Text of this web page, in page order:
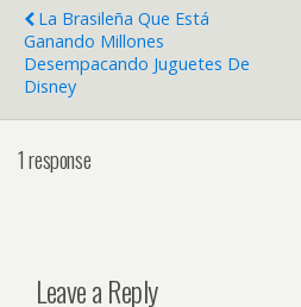
La Brasileña Que Está
Ganando Millones
Desempacando Juguetes De
Disney
1 response
Leave a Reply